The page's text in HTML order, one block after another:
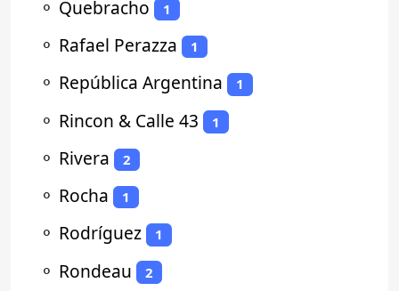
⚬ Quebracho 1
⚬ Rafael Perazza 1
⚬ República Argentina 1
⚬ Rincon & Calle 43 1
⚬ Rivera 2
⚬ Rocha 1
⚬ Rodríguez 1
⚬ Rondeau 2